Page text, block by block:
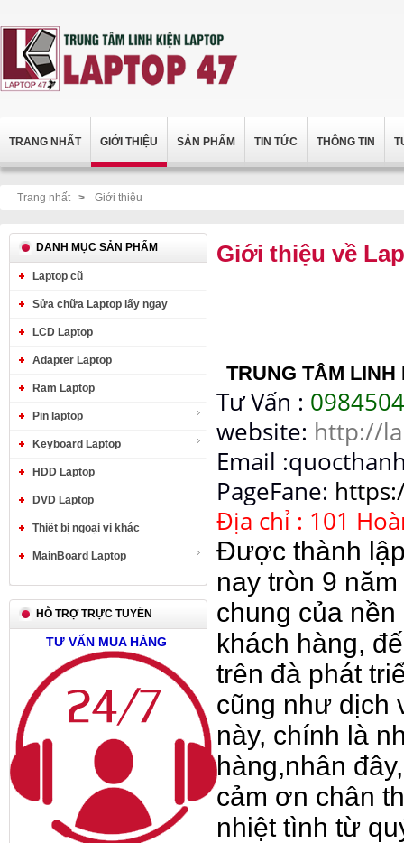
TRANG NHẤT GIỚI THIỆU SẢN PHẨM TIN TỨC THÔNG TIN
Trang nhất > Giới thiệu
DANH MỤC SẢN PHẨM
Laptop cũ
Sửa chữa Laptop lấy ngay
LCD Laptop
Adapter Laptop
Ram Laptop
Pin laptop
Keyboard Laptop
HDD Laptop
DVD Laptop
Thiết bị ngoại vi khác
MainBoard Laptop
HỖ TRỢ TRỰC TUYẾN
TƯ VẤN MUA HÀNG
Giới thiệu về
TRUNG TÂM
Tư Vấn :
website: http://
Email
PageFane:
Địa chỉ : 101
Được thành
nay tròn 9
chung của
khách hàng,
trên đà phát
cũng như dịch
này, chính là
hàng,nhân
cảm ơn chân
nhiệt tình từ